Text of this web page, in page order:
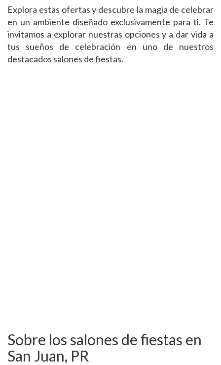
Explora estas ofertas y descubre la magia de celebrar
en un ambiente diseñado exclusivamente para ti. Te
invitamos a explorar nuestras opciones y a dar vida a
tus sueños de celebración en uno de nuestros
destacados salones de fiestas.
Sobre los salones de fiestas en
San Juan, PR